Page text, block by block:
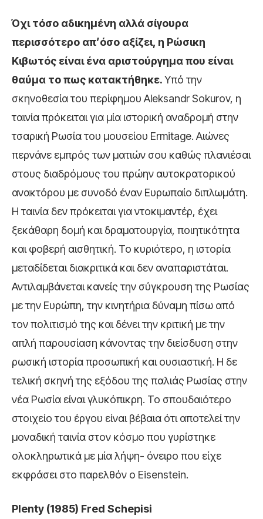
Όχι τόσο αδικημένη αλλά σίγουρα
περισσότερο απ’όσο αξίζει, η Ρώσικη
Κιβωτός είναι ένα αριστούργημα που είναι
θαύμα το πως κατακτήθηκε.Υπό την
σκηνοθεσία του περίφημου Aleksandr Sokurov, η
ταινία πρόκειται για μία ιστορική αναδρομή στην
τσαρική Ρωσία του μουσείου Ermitage. Αιώνες
περνάνε εμπρός των ματιών σου καθώς πλανιέσαι
στους διαδρόμους του πρώην αυτοκρατορικού
ανακτόρου με συνοδό έναν Ευρωπαίο διπλωμάτη.
Η ταινία δεν πρόκειται για ντοκιμαντέρ, έχει
ξεκάθαρη δομή και δραματουργία, ποιητικότητα
και φοβερή αισθητική. Το κυριότερο, η ιστορία
μεταδίδεται διακριτικά και δεν αναπαριστάται.
Αντιλαμβάνεται κανείς την σύγκρουση της Ρωσίας
με την Ευρώπη, την κινητήρια δύναμη πίσω από
τον πολιτισμό της και δένει την κριτική με την
απλή παρουσίαση κάνοντας την διείσδυση στην
ρωσική ιστορία προσωπική και ουσιαστική. Η δε
τελική σκηνή της εξόδου της παλιάς Ρωσίας στην
νέα Ρωσία είναι γλυκόπικρη. Το σπουδαιότερο
στοιχείο του έργου είναι βέβαια ότι αποτελεί την
μοναδική ταινία στον κόσμο που γυρίστηκε
ολοκληρωτικά με μία λήψη- όνειρο που είχε
εκφράσει στο παρελθόν ο Eisenstein.
Plenty (1985) Fred Schepisi